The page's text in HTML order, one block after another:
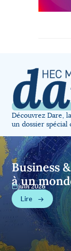
Découvrez Dare,
un dossier spécial
Business
à un
juin 2026
Lire